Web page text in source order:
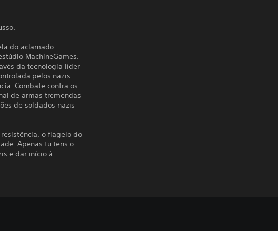
do aclamado
MachineGames.
da tecnologia líder
pelos nazis
Combate contra os
de armas tremendas
de soldados nazis
resistência, o flagelo do
Apenas tu tens o
e dar início à